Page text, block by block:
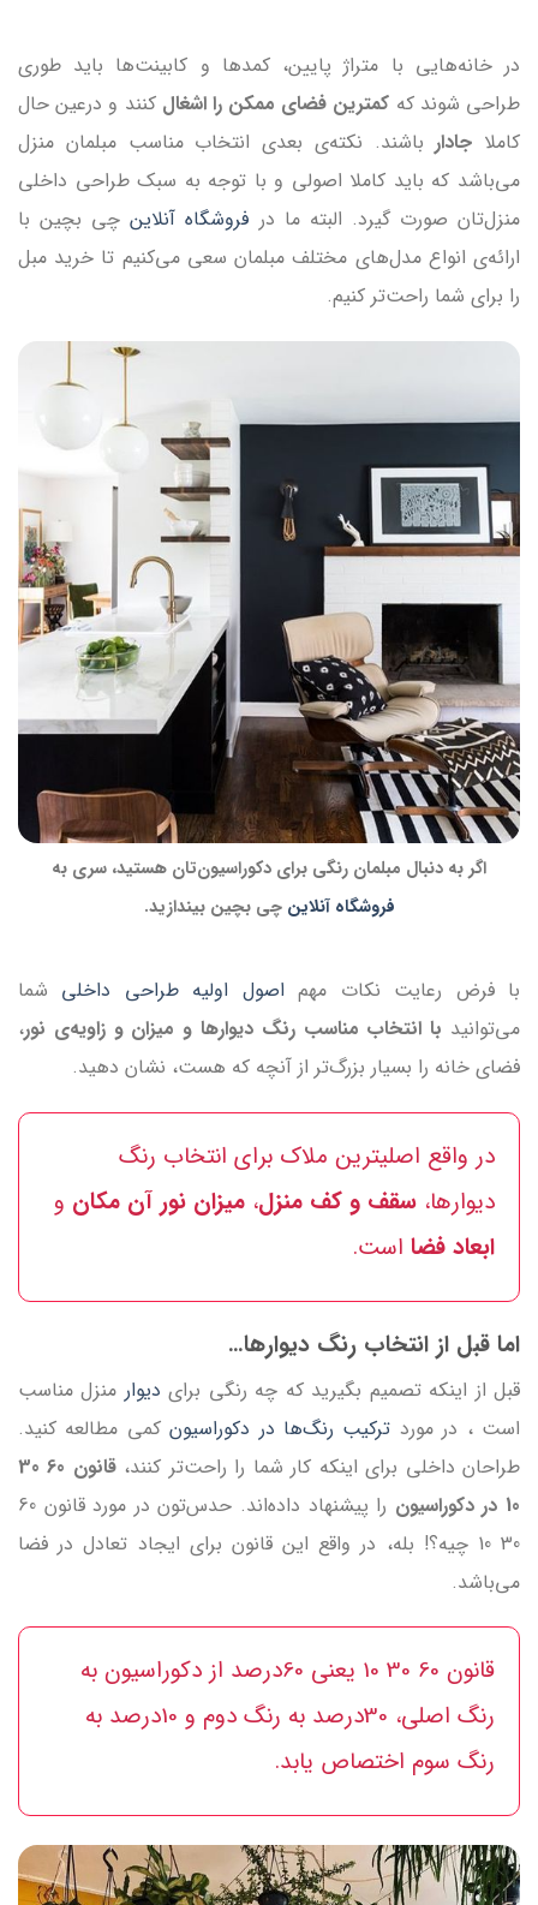
در خانه‌هایی با متراژ پایین، کمدها و کابینت‌ها باید طوری
طراحی شوند که کمترین فضای ممکن را اشغال کنند و درعین حال
کاملا جادار باشند. نکته‌ی بعدی انتخاب مناسب مبلمان منزل
می‌باشد که باید کاملا اصولی و با توجه به سبک‌ طراحی داخلی
منزل‌تان صورت گیرد. البته ما در فروشگاه آنلاینچی بچین با
ارائه‌ی انواع مدل‌های مختلف مبلمان سعی می‌کنیم تا خرید مبل
را برای شما راحت‌تر کنیم.
اگر به دنبال مبلمان رنگی برای دکوراسیون‌تان هستید، سری به
فروشگاه آنلاین چی بچین بیندازید.
با فرض رعایت نکات مهم اصول اولیه طراحی داخلی شما
می‌توانید با انتخاب مناسب رنگ دیوارها و میزان و زاویه‌ی نور،
فضای خانه را بسیار بزرگ‌تر از آنچه که هست، نشان دهید.
در واقع اصلی‎ترین ملاک برای انتخاب رنگ
دیوارها، سقف و کف منزل، میزان نور آن مکان و
ابعاد فضا است.
اما قبل از انتخاب رنگ‌ دیوارها…
قبل از اینکه تصمیم بگیرید که چه رنگی برایدیوار منزل مناسب
است ، در مورد ترکیب رنگ‌ها در دکوراسیونکمی مطالعه کنید.
طراحان داخلی برای اینکه کار شما را راحت‌تر کنند،
قانون 60 30
10 در دکوراسیون
را پیشنهاد داده‌اند. حدس‌تون در مورد قانون 60
30 10 چیه؟! بله، در واقع این قانون برای ایجاد تعادل در فضا
می‌باشد.
قانون 60 30 10 یعنی 60درصد از دکوراسیون به
رنگ اصلی، 30درصد به رنگ دوم و 10درصد به
رنگ سوم اختصاص یابد.